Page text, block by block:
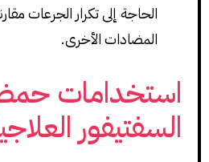
الحاجة إلى تكرار الجرعات
المضادات الأخرى.
استخدامات
السفتيفور